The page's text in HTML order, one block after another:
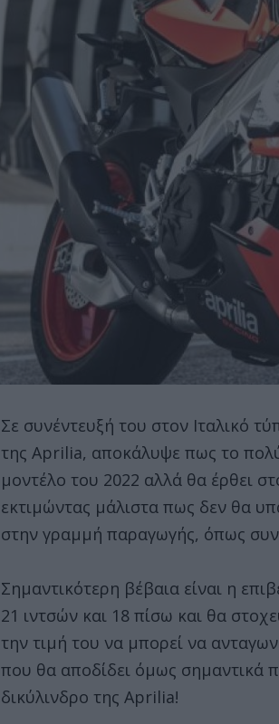
Σε συνέντευξή του στον Ιταλικό
της Aprilia, αποκάλυψε πως το
μοντέλο του 2022 αλλά θα έρθει
εκτιμώντας μάλιστα πως δεν θα
στην γραμμή παραγωγής, όπως
Σημαντικότερη βέβαια είναι η
21 ιντσών και 18 πίσω και θα
την τιμή του να μπορεί να
που θα αποδίδει όμως σημαντικά
δικύλινδρο της Aprilia!